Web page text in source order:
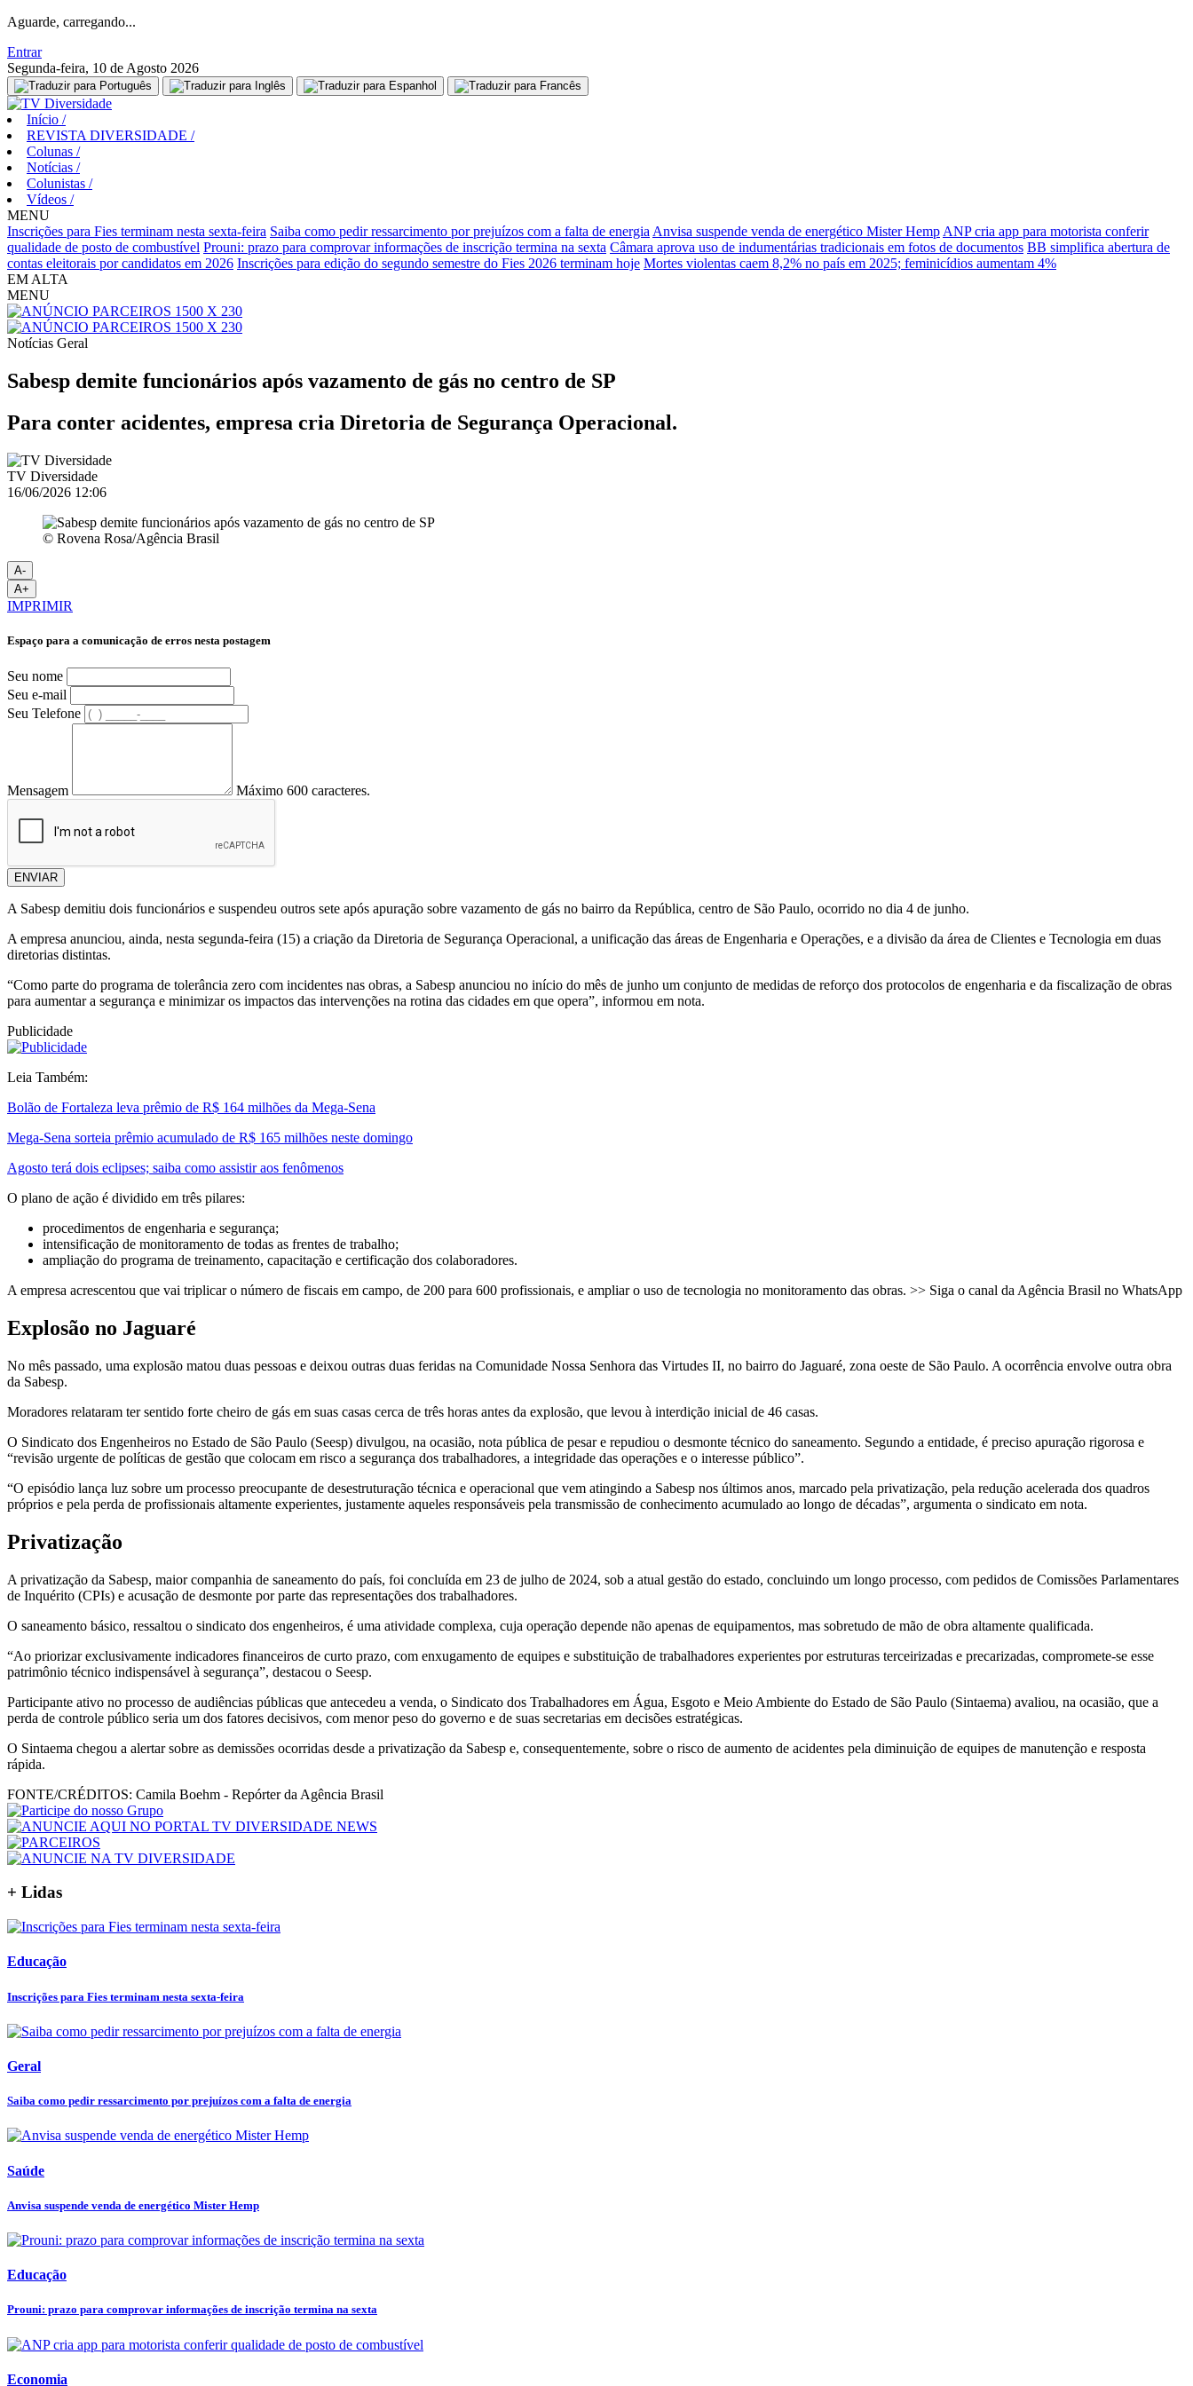
Aguarde, carregando...
Entrar
Segunda-feira, 10 de Agosto 2026
Início /
REVISTA DIVERSIDADE /
Colunas /
Notícias /
Colunistas /
Vídeos /
MENU
Inscrições para Fies terminam nesta sexta-feira Saiba como pedir ressarcimento por prejuízos com a falta de energia Anvisa suspende venda de energético Mister Hemp ANP cria app para motorista conferir
qualidade de posto de combustível Prouni: prazo para comprovar informações de inscrição termina na sexta Câmara aprova uso de indumentárias tradicionais em fotos de documentos BB simplifica abertura de
contas eleitorais por candidatos em 2026 Inscrições para edição do segundo semestre do Fies 2026 terminam hoje Mortes violentas caem 8,2% no país em 2025; feminicídios aumentam 4%
EM ALTA
MENU
Notícias Geral
Sabesp demite funcionários após vazamento de gás no centro de SP
Para conter acidentes, empresa cria Diretoria de Segurança Operacional.
TV Diversidade
16/06/2026 12:06
© Rovena Rosa/Agência Brasil
A-
A+
IMPRIMIR
Espaço para a comunicação de erros nesta postagem
Seu nome
Seu e-mail
Seu Telefone
Mensagem Máximo 600 caracteres.
ENVIAR
A Sabesp demitiu dois funcionários e suspendeu outros sete após apuração sobre vazamento de gás no bairro da República, centro de São Paulo, ocorrido no dia 4 de junho.
A empresa anunciou, ainda, nesta segunda-feira (15) a criação da Diretoria de Segurança Operacional, a unificação das áreas de Engenharia e Operações, e a divisão da área de Clientes e Tecnologia em duas
diretorias distintas.
“Como parte do programa de tolerância zero com incidentes nas obras, a Sabesp anunciou no início do mês de junho um conjunto de medidas de reforço dos protocolos de engenharia e da fiscalização de obras
para aumentar a segurança e minimizar os impactos das intervenções na rotina das cidades em que opera”, informou em nota.
Publicidade
Leia Também:
Bolão de Fortaleza leva prêmio de R$ 164 milhões da Mega-Sena
Mega-Sena sorteia prêmio acumulado de R$ 165 milhões neste domingo
Agosto terá dois eclipses; saiba como assistir aos fenômenos
O plano de ação é dividido em três pilares:
procedimentos de engenharia e segurança;
intensificação de monitoramento de todas as frentes de trabalho;
ampliação do programa de treinamento, capacitação e certificação dos colaboradores.
A empresa acrescentou que vai triplicar o número de fiscais em campo, de 200 para 600 profissionais, e ampliar o uso de tecnologia no monitoramento das obras. >> Siga o canal da Agência Brasil no WhatsApp
Explosão no Jaguaré
No mês passado, uma explosão matou duas pessoas e deixou outras duas feridas na Comunidade Nossa Senhora das Virtudes II, no bairro do Jaguaré, zona oeste de São Paulo. A ocorrência envolve outra obra
da Sabesp.
Moradores relataram ter sentido forte cheiro de gás em suas casas cerca de três horas antes da explosão, que levou à interdição inicial de 46 casas.
O Sindicato dos Engenheiros no Estado de São Paulo (Seesp) divulgou, na ocasião, nota pública de pesar e repudiou o desmonte técnico do saneamento. Segundo a entidade, é preciso apuração rigorosa e
“revisão urgente de políticas de gestão que colocam em risco a segurança dos trabalhadores, a integridade das operações e o interesse público”.
“O episódio lança luz sobre um processo preocupante de desestruturação técnica e operacional que vem atingindo a Sabesp nos últimos anos, marcado pela privatização, pela redução acelerada dos quadros
próprios e pela perda de profissionais altamente experientes, justamente aqueles responsáveis pela transmissão de conhecimento acumulado ao longo de décadas”, argumenta o sindicato em nota.
Privatização
A privatização da Sabesp, maior companhia de saneamento do país, foi concluída em 23 de julho de 2024, sob a atual gestão do estado, concluindo um longo processo, com pedidos de Comissões Parlamentares
de Inquérito (CPIs) e acusação de desmonte por parte das representações dos trabalhadores.
O saneamento básico, ressaltou o sindicato dos engenheiros, é uma atividade complexa, cuja operação depende não apenas de equipamentos, mas sobretudo de mão de obra altamente qualificada.
“Ao priorizar exclusivamente indicadores financeiros de curto prazo, com enxugamento de equipes e substituição de trabalhadores experientes por estruturas terceirizadas e precarizadas, compromete-se esse
patrimônio técnico indispensável à segurança”, destacou o Seesp.
Participante ativo no processo de audiências públicas que antecedeu a venda, o Sindicato dos Trabalhadores em Água, Esgoto e Meio Ambiente do Estado de São Paulo (Sintaema) avaliou, na ocasião, que a
perda de controle público seria um dos fatores decisivos, com menor peso do governo e de suas secretarias em decisões estratégicas.
O Sintaema chegou a alertar sobre as demissões ocorridas desde a privatização da Sabesp e, consequentemente, sobre o risco de aumento de acidentes pela diminuição de equipes de manutenção e resposta
rápida.
FONTE/CRÉDITOS: Camila Boehm - Repórter da Agência Brasil
+ Lidas
Educação
Inscrições para Fies terminam nesta sexta-feira
Geral
Saiba como pedir ressarcimento por prejuízos com a falta de energia
Saúde
Anvisa suspende venda de energético Mister Hemp
Educação
Prouni: prazo para comprovar informações de inscrição termina na sexta
Economia